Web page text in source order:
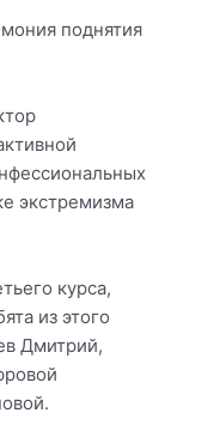
поднятия
экстремизма
курса,
из этого
Дмитрий,